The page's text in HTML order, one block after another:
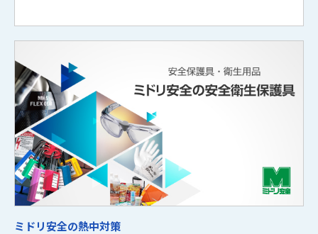
ミドリ安全の熱中対策